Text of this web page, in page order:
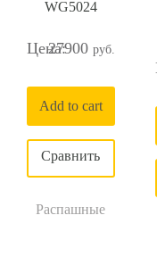
WG5024
27900
Add to cart
Распашные